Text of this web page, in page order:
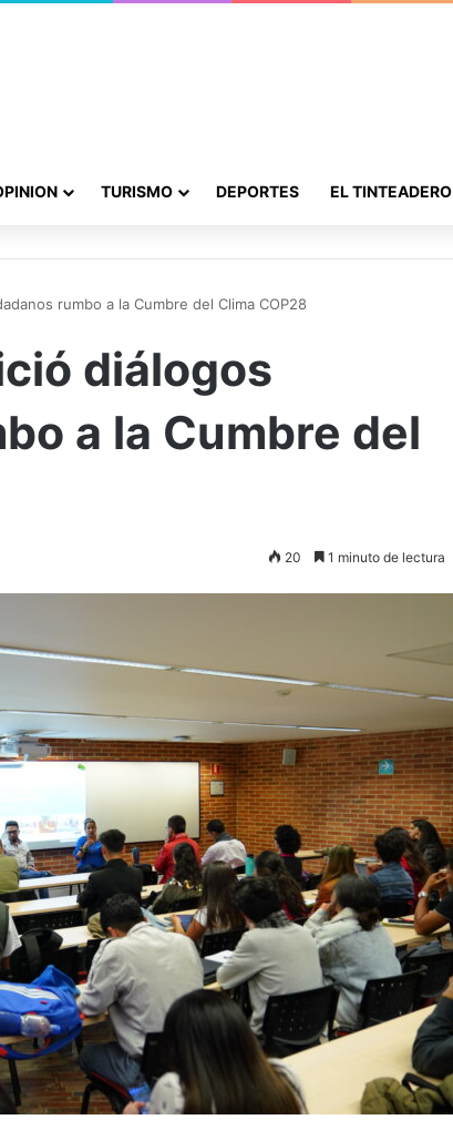
TURISMO DEPORTES EL TINTEADERO
rumbo a la Cumbre del Clima COP28
diálogos
a la Cumbre del
20 1 minuto de lectura